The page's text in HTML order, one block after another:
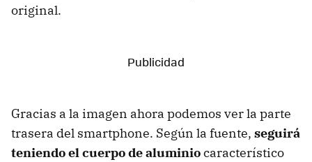
original.
Gracias a la imagen ahora podemos ver la parte
trasera del smartphone. Según la fuente, seguirá
teniendo el cuerpo de aluminiocaracterístico